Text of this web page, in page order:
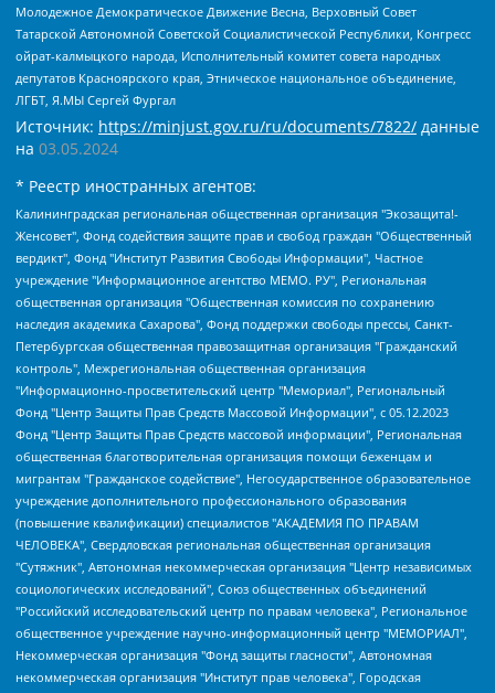
Молодежное Демократическое Движение Весна, Верховный Совет
Татарской Автономной Советской Социалистической Республики, Конгресс
ойрат-калмыцкого народа, Исполнительный комитет совета народных
депутатов Красноярского края, Этническое национальное объединение,
ЛГБТ, Я.МЫ Сергей Фургал
Источник: https://minjust.gov.ru/ru/documents/7822/ данные
на 03.05.2024
* Реестр иностранных агентов:
Калининградская региональная общественная организация "Экозащита!-Женсовет", Фонд содействия защите прав и свобод граждан "Общественный вердикт", Фонд "Институт Развития Свободы Информации", Частное учреждение "Информационное агентство МЕМО. РУ", Региональная общественная организация "Общественная комиссия по сохранению наследия академика Сахарова", Фонд поддержки свободы прессы, Санкт-Петербургская общественная правозащитная организация "Гражданский контроль", Межрегиональная общественная организация "Информационно-просветительский центр "Мемориал", Региональный Фонд "Центр Защиты Прав Средств Массовой Информации", с 05.12.2023 Фонд "Центр Защиты Прав Средств массовой информации", Региональная общественная благотворительная организация помощи беженцам и мигрантам "Гражданское содействие", Негосударственное образовательное учреждение дополнительного профессионального образования (повышение квалификации) специалистов "АКАДЕМИЯ ПО ПРАВАМ ЧЕЛОВЕКА", Свердловская региональная общественная организация "Сутяжник", Автономная некоммерческая организация "Центр независимых социологических исследований", Союз общественных объединений "Российский исследовательский центр по правам человека", Региональное общественное учреждение научно-информационный центр "МЕМОРИАЛ", Некоммерческая организация "Фонд защиты гласности", Автономная некоммерческая организация "Институт прав человека", Городская общественная организация "Екатеринбургское общество "МЕМОРИАЛ", Городская общественная организация "Рязанское историко-просветительское и правозащитное общество "Мемориал" (Рязанский Мемориал), Челябинский региональный орган общественной самодеятельности – женское общественное объединение "Женщины Евразии", Челябинский региональный орган общественной самодеятельности "Уральская правозащитная группа", Фонд содействия защите здоровья и социальной справедливости имени Андрея Рылькова, Автономная Некоммерческая Организация "Аналитический Центр Юрия Левады", Автономная некоммерческая организация социальной поддержки населения "Проект Апрель", Региональная общественная организация помощи женщинам и детям, находящимся в кризисной ситуации "Информационно-методический центр "Анна", Фонд содействия развитию массовых коммуникаций и правовому просвещению "Так-так-Так", Фонд содействия устойчивому развитию "Серебряная тайга", Свердловский региональный общественный фонд социальных проектов "Новое время", "Idel.Реалии", Кавказ.Реалии, Крым.Реалии, Телеканал Настоящее Время, Татаро-башкирская служба Радио Свобода (Azatliq Radiosi), Радио Свободная Европа/Радио Свобода (PCE/PC), "Сибирь.Реалии", "Фактограф", Благотворительный фонд помощи осужденным и их семьям, Автономная некоммерческая организация "Институт глобализации и социальных движений", Фонд "В защиту прав заключенных", Частное учреждение "Центр поддержки и содействия развитию средств массовой информации", Пензенский региональный общественный благотворительный фонд "Гражданский союз", "Север.Реалии", Некоммерческая организация Фонд "Правовая инициатива", Общество с ограниченной ответственностью "Радио Свободная Европа/Радио Свобода", Чешское информационное агентство "MEDIUM-ORIENT", Красноярская региональная общественная организация "Мы против СПИДа", Камалягин Денис Николаевич, Маркелов Сергей Евгеньевич, Пономарев Лев Александрович, Савицкая Людмила Алексеевна, Автономная некоммерческая организация "Центр по работе с проблемой насилия "НАСИЛИЮ.НЕТ", Межрегиональный профессиональный союз работников здравоохранения "Альянс врачей", Юридическое лицо, зарегистрированное в Латвийской Республике, SIA "Medusa Project" (регистрационный номер 40103797863, дата регистрации 10.06.2014), Некоммерческая организация "Фонд по борьбе с коррупцией", Автономная некоммерческая организация "Институт права и публичной политики", Баданин Роман Сергеевич, Гликин Максим Александрович, Железнова Мария Михайловна, Лукьянова Юлия Сергеевна, Маетная Елизавета Витальевна, Маняхин Петр Борисович, Чуракова Ольга Владимировна, Ярош Юлия Петровна, Юридическое лицо "The Insider SIA", зарегистрированное в Риге, Латвийская Республика (дата регистрации 26.06.2015), являющееся администратором доменного имени интернет-издания "The Insider SIA", https://theins.ru, Постернак Алексей Евгеньевич, Рубин Михаил Аркадьевич, Анин Роман Александрович, Юридическое лицо Istories fonds, зарегистрированное в Латвийской Республике (регистрационный номер 50008295751, дата регистрации 24.02.2020), Великовский Дмитрий Александрович, Долинина Ирина Николаевна, Мароховская Алеся Алексеевна, Шлейнов Роман Юрьевич, Шмагун Олеся Валентиновна, Общество с ограниченной ответственностью "Альтаир 2021", Общество с ограниченной ответственностью "Вега 2021", Общество с ограниченной ответственностью "Главный редактор 2021", Общество с ограниченной ответственностью "Ромашки монолит", Важенков Артем Валерьевич, Ивановская областная общественная организация "Центр гендерных исследований", Гурман Юрий Альбертович, Медиапроект "ОВД-Инфо", Егоров Владимир Владимирович, Жилинский Владимир Александрович, Общество с ограниченной ответственностью "ЗП", Иванова София Юрьевна, Карезина Инна Павловна, Кильтау Екатерина Викторовна, Петров Алексей Викторович, Пискунов Сергей Евгеньевич, Смирнов Сергей Сергеевич, Тихонов Михаил Сергеевич, Общество с ограниченной ответственностью "ЖУРНАЛИСТ-ИНОСТРАННЫЙ АГЕНТ", Арапова Галина Юрьевна, Вольтская Татьяна Анатольевна, Американская компания "Mason G.E.S. Anonymous Foundation" (США), являющаяся владельцем интернет-издания https://mnews.world/, Компания "Stichting Bellingcat", зарегистрированная в Нидерландах (дата регистрации 11.07.2018), Захаров Андрей Вячеславович, Клепиковская Екатерина Дмитриевна, Общество с ограниченной ответственностью "МЕМО", Перл Роман Александрович, Симонов Евгений Алексеевич, Соловьева Елена Анатольевна, Сотников Даниил Владимирович, Сурначева Елизавета Дмитриевна, Автономная некоммерческая организация по защите прав человека и информированию населения "Якутия – Наше Мнение", Общество с ограниченной ответственностью "Москоу диджитал медиа", с 26.01.2023 Общество с ограниченной ответственностью "Чайка Белые сады", Ветошкина Валерия Валерьевна, Заговора Максим Александрович, Межрегиональное общественное движение "Российская ЛГБТ - сеть", Оленичев Максим Владимирович, Павлов Иван Юрьевич, Скворцова Елена Сергеевна, Общество с ограниченной ответственностью "Как бы инагент", Кочетков Игорь Викторович, Общество с ограниченной ответственностью "Честные выборы", Еланчик Олег Александрович, Общество с ограниченной ответственностью "Нобелевский призыв", Гималова Регина Эмилевна, Григорьев Андрей Валерьевич, Григорьева Алина Александровна, Ассоциация по содействию защите прав призывников, альтернативнослужащих и военнослужащих "Правозащитная группа "Гражданин.Армия.Право", Хисамова Регина Фаритовна, Автономная некоммерческая организация по реализации социально-правовых программ "Лилит", Дальневосточное общественное движение "Маяк", Санкт-Петербургская ЛГБТ-инициативная группа "Выход", Инициативная группа ЛГБТ+ "Реверс", Алексеев Андрей Викторович, Бекбулатова Таисия Львовна, Беляев Иван Михайлович, Владыкина Елена Сергеевна, Гельман Марат Александрович, Никульшина Вероника Юрьевна, Толоконникова Надежда Андреевна, Шендерович Виктор Анатольевич, Общество с ограниченной ответственностью "Данное сообщение", Общество с ограниченной ответственностью Издательский дом "Новая глава", Айнбиндер Александра Александровна, Московский комьюнити-центр для ЛГБТ+инициатив, Благотворительный фонд развития филантропии, Deutsche Welle (Германия, Kurt-Schumacher-Strasse 3, 53113 Bonn), Борзунова Мария Михайловна, Воробьев Виктор Викторович, Голубева Анна Львовна, Константинова Алла Михайловна, Малкова Ирина Владимировна, Мурадов Мурад Абдулгалимович, Осетинская Елизавета Николаевна, Понасенков Евгений Николаевич, Ганапольский Матвей Юрьевич, Киселев Евгений Алексеевич, Борухович Ирина Григорьевна, Дремин Иван Тимофеевич, Дубровский Дмитрий Викторович, Красноярская региональная общественная организация поддержки и развития альтернативных образовательных технологий и межкультурных коммуникаций "ИНТЕРРА", Маяковская Екатерина Алексеевна, Фейгин Марк Захарович, Филимонов Андрей Викторович, Дзугкоева Регина Николаевна, Доброхотов Роман Александрович, Дудь Юрий Александрович, Елкин Сергей Владимирович, Кругликов Кирилл Игоревич, Сабунаева Мария Леонидовна, Семенов Алексей Владимирович, Шаинян Карен Багратович, Шульман Екатерина Михайловна, Асафьев Артур Валерьевич, Вахштайн Виктор Семенович, Венедиктов Алексей Алексеевич, Лушникова Екатерина Евгеньевна, Волков Леонид Михайлович, Невзоров Александр Глебович, Пархоменко Сергей Борисович, Сироткин Ярослав Николаевич, Кара-Мурза Владимир Владимирович, Баранова Наталья Владимировна, Гозман Леонид Яковлевич, Кагарлицкий Борис Юльевич, Климарев Михаил Валерьевич, Милов Владимир Станиславович, Автономная некоммерческая организация Краснодарский центр современного искусства "Типография", Моргенштерн Алишер Тагирович, Соболь Любовь Эдуардовна, Общество с ограниченной ответственностью "ЛИЗА НОРМ", Каспаров Гарри Кимович, Ходорковский Михаил Борисович, Общество с ограниченной ответственностью "Апрельские тезисы", Данилович Ирина Брониславовна, Кашин Олег Владимирович, Петров Николай Владимирович, Пивоваров Алексей Владимирович, Соколов Михаил Владимирович, Цветкова Юлия Владимировна, Чичваркин Евгений Александрович, Комитет против пыток/Команда против пыток, Общество с ограниченной ответственностью "Первый научный", Общество с ограниченной ответственностью "Вертолет и ко", Белоцерковская Вероника Борисовна, Кац Максим Евгеньевич, Лазарева Татьяна Юрьевна, Шаведдинов Руслан Табризович, Яшин Илья Валерьевич, Общество с ограниченной ответственностью "Иноагент ААВ", Алешковский Дмитрий Петрович, Альбац Евгения Марковна, Быков Дмитрий Львович, Галямина Юлия Евгеньевна, Лойко Сергей Леонидович, Мартынов Кирилл Константинович, Медведев Сергей Александрович, Крашенинников Федор Геннадиевич, Гордеева Катерина Вл